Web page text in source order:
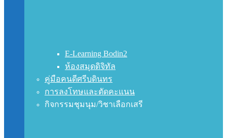
E-Learning Bodin2
ห้องสมุดดิจิทัล
คู่มือคนดีศรีบดินทร
การลงโทษและตัดคะแนน
กิจกรรมชุมนุม/วิชาเลือกเสรี